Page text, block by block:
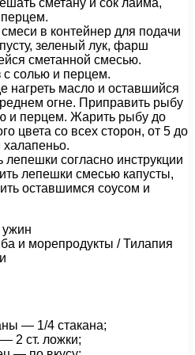
в контейнер для подачи
зеленый лук, фарш
сметанной смесью.
солью и перцем.
нагреть масло и оставшийся
огне. Приправить рыбу
и перцем. Жарить рыбу до
цвета со всех сторон, от 5 до
халапеньо.
лепешки согласно инструкции
лепешки смесью капусты,
оставшимся соусом и
и морепродукты / Тилапия
— 1/4 стакана;
2 ст. ложки;